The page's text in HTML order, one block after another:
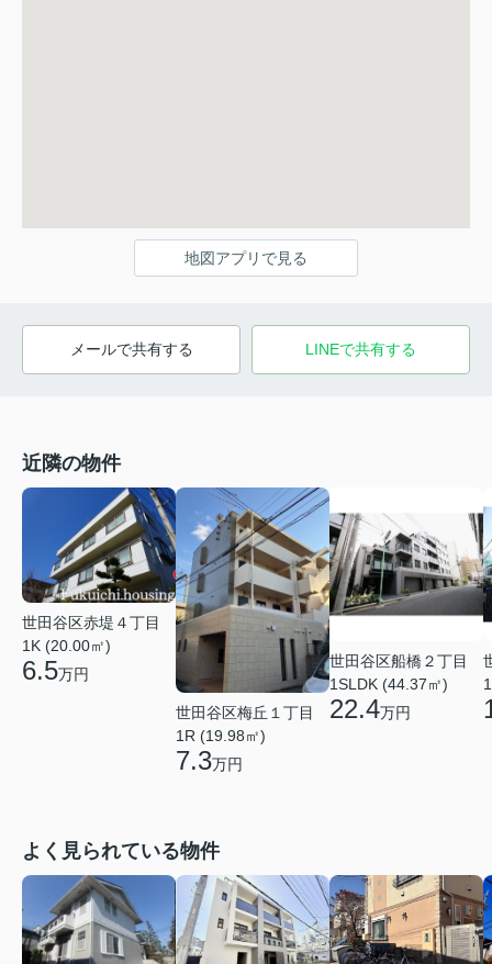
地図アプリで見る
メールで共有する LINEで共有する
近隣の物件
世田谷区赤堤４丁目
1K (20.00㎡)
6.5万円
世田谷区梅丘１丁目
1R (19.98㎡)
7.3万円
世田谷区船橋２丁目
1SLDK (44.37㎡)
22.4万円
よく見られている物件